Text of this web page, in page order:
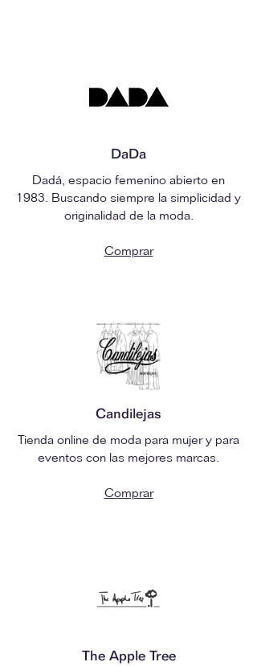
DaDa
Dadá, espacio femenino abierto en
1983. Buscando siempre la simplicidad y
originalidad de la moda.
Comprar
Candilejas
Tienda online de moda para mujer y para
eventos con las mejores marcas.
Comprar
The Apple Tree